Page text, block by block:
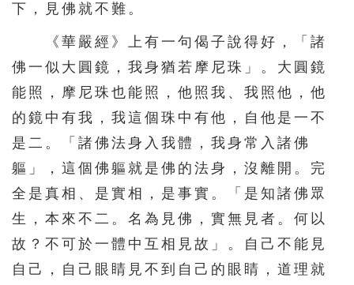
下，見佛就不難。
《華嚴經》上有一句偈子說得好，「諸
佛一似大圓鏡，我身猶若摩尼珠」。大圓鏡
能照，摩尼珠也能照，他照我、我照他，他
的鏡中有我，我這個珠中有他，自他是一不
是二。「諸佛法身入我體，我身常入諸佛
軀」，這個佛軀就是佛的法身，沒離開。完
全是真相、是實相，是事實。「是知諸佛眾
生，本來不二。名為見佛，實無見者。何以
故？不可於一體中互相見故」。自己不能見
自己，自己眼睛見不到自己的眼睛，道理就